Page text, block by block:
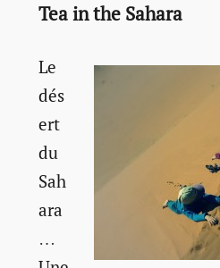
Tea in the Sahara
Le
dés
ert
du
Sah
ara
…